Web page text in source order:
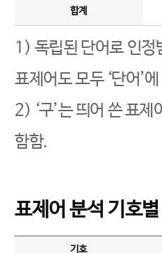
합계
1) 독립된 단어로 인정
표제어도 모두 ‘단어’
2) ‘구’는 띄어 쓴 표
함함.
표제어 분석 기호
기호